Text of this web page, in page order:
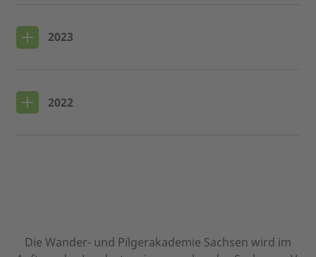
2023
2022
Die Wander- und Pilgerakademie Sachsen wird im